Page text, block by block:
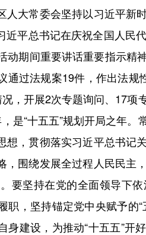
大常委会坚持以习近平新
平总书记在庆祝全国人民
期间重要讲话重要指示精
过法规案19件，作出法
，开展2次专题询问、17项
是“十五五”规划开局之年
，贯彻落实习近平总书记
围绕发展全过程人民民主
要坚持在党的全面领导下
，坚持锚定党中央赋予的
建设，为推动“十五五”开